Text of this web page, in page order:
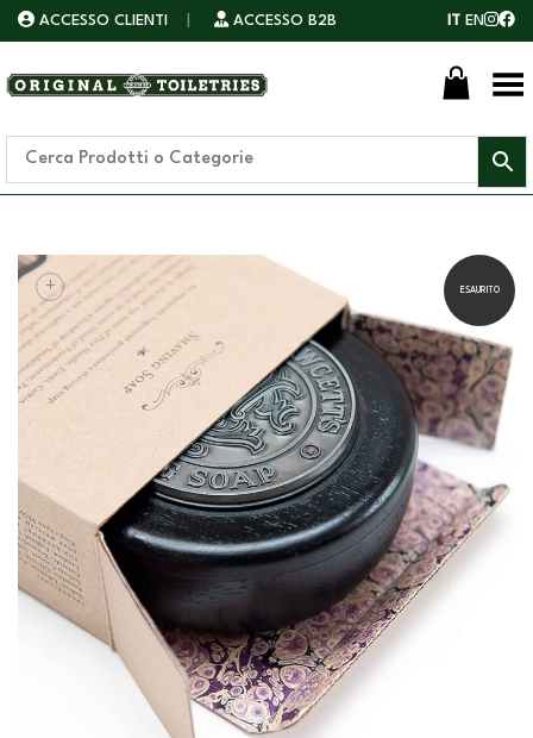
ACCESSO CLIENTI ACCESSO B2B IT EN
Toggle Menu
ESAURITO
+